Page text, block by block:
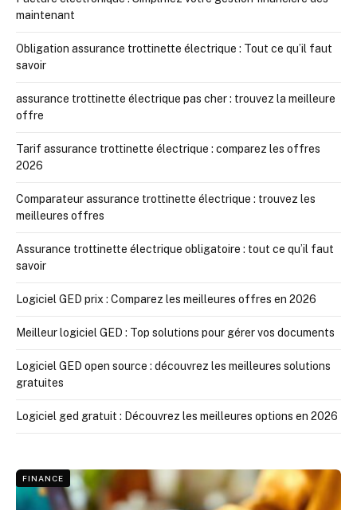
maintenant
Obligation assurance trottinette électrique : Tout ce qu’il faut
savoir
assurance trottinette électrique pas cher : trouvez la meilleure
offre
Tarif assurance trottinette électrique : comparez les offres
2026
Comparateur assurance trottinette électrique : trouvez les
meilleures offres
Assurance trottinette électrique obligatoire : tout ce qu’il faut
savoir
Logiciel GED prix : Comparez les meilleures offres en 2026
Meilleur logiciel GED : Top solutions pour gérer vos documents
Logiciel GED open source : découvrez les meilleures solutions
gratuites
Logiciel ged gratuit : Découvrez les meilleures options en 2026
FINANCE